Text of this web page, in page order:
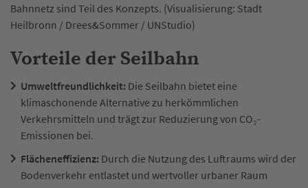
Bahnnetz sind Teil des Konzepts. (Visualisierung: Stadt
Heilbronn / Drees&Sommer / UNStudio)
Vorteile der Seilbahn
Umweltfreundlichkeit: Die Seilbahn bietet eine
klimaschonende Alternative zu herkömmlichen
Verkehrsmitteln und trägt zur Reduzierung von CO₂-
Emissionen bei.​
Flächeneffizienz: Durch die Nutzung des Luftraums wird der
Bodenverkehr entlastet und wertvoller urbaner Raum